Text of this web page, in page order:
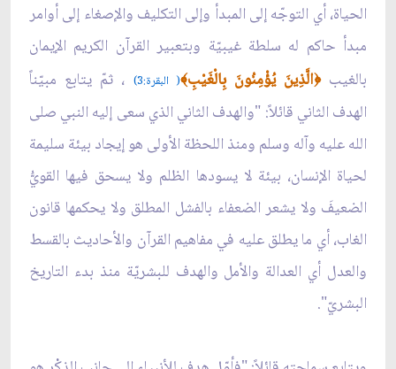
الحياة، أي التوجّه إلى المبدأ وإلى التكليف والإصغاء إلى أوامر
مبدأ حاكم له سلطة غيبيّة وبتعبير القرآن الكريم الإيمان
بالغيب﴿الَّذِينَ يُؤْمِنُونَ بِالْغَيْبِ﴾( البقرة:3 ) ، ثمّ يتابع مبيّناً
الهدف الثاني قائلاً: "والهدف الثاني الذي سعى إليه النبي صلى
الله عليه وآله وسلم ومنذ اللحظة الأولى هو إيجاد بيئة سليمة
لحياة الإنسان، بيئة لا يسودها الظلم ولا يسحق فيها القويُّ
الضعيفَ ولا يشعر الضعفاء بالفشل المطلق ولا يحكمها قانون
الغاب، أي ما يطلق عليه في مفاهيم القرآن والأحاديث بالقسط
والعدل أي العدالة والأمل والهدف للبشريّة منذ بدء التاريخ
البشريّ".